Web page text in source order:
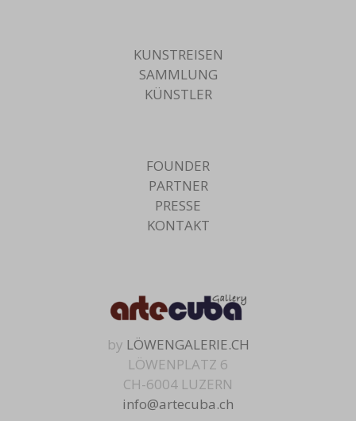
KUNSTREISEN
SAMMLUNG
KÜNSTLER
FOUNDER
PARTNER
PRESSE
KONTAKT
by LÖWENGALERIE.CH
LÖWENPLATZ 6
CH-6004 LUZERN
info@artecuba.ch